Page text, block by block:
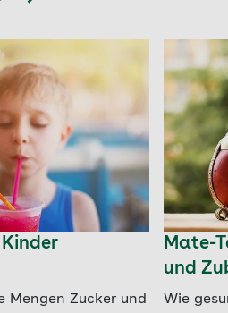
Mengen Zucker und
Mate-
und
Wie